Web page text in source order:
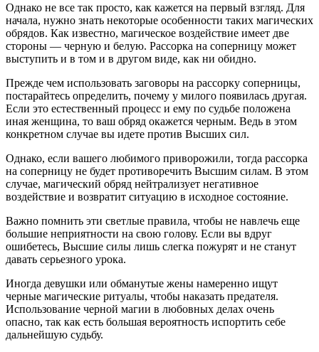
Однако не все так просто, как кажется на первый взгляд. Для
начала, нужно знать некоторые особенности таких магических
обрядов. Как известно, магическое воздействие имеет две
стороны — черную и белую. Рассорка на соперницу может
выступить и в том и в другом виде, как ни обидно.
Прежде чем использовать заговоры на рассорку соперницы,
постарайтесь определить, почему у милого появилась другая.
Если это естественный процесс и ему по судьбе положена
иная женщина, то ваш обряд окажется черным. Ведь в этом
конкретном случае вы идете против Высших сил.
Однако, если вашего любимого приворожили, тогда рассорка
на соперницу не будет противоречить Высшим силам. В этом
случае, магический обряд нейтрализует негативное
воздействие и возвратит ситуацию в исходное состояние.
Важно помнить эти светлые правила, чтобы не навлечь еще
большие неприятности на свою голову. Если вы вдруг
ошибетесь, Высшие силы лишь слегка пожурят и не станут
давать серьезного урока.
Иногда девушки или обманутые жены намеренно ищут
черные магические ритуалы, чтобы наказать предателя.
Использование черной магии в любовных делах очень
опасно, так как есть большая вероятность испортить себе
дальнейшую судьбу.